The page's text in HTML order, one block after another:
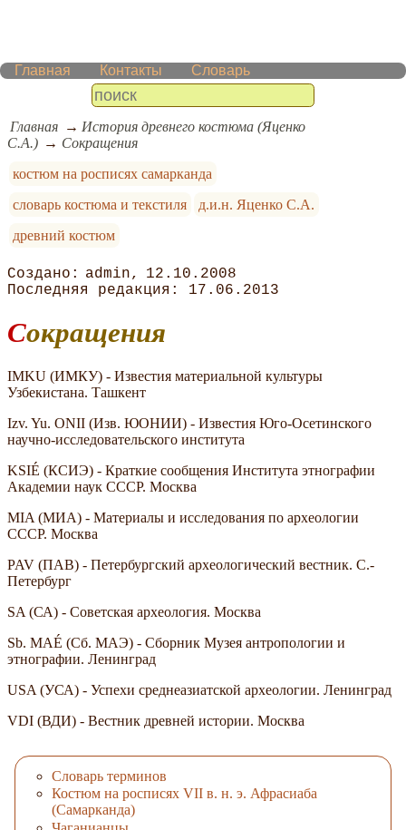
Главная Контакты Словарь
Главная
История древнего костюма (Яценко
С.А.)
Cокращения
костюм на росписях самарканда
словарь костюма и текстиля
д.и.н. Яценко С.А.
древний костюм
admin
12.10.2008
17.06.2013
Cокращения
IMKU (ИМКУ) - Известия материальной культуры
Узбекистана. Ташкент
Izv. Yu. ONII (Изв. ЮОНИИ) - Известия Юго-Осетинского
научно-исследовательского института
KSIÉ (КСИЭ) - Краткие сообщения Института этнографии
Академии наук СССР. Москва
MIA (МИА) - Материалы и исследования по археологии
СССР. Москва
PAV (ПАВ) - Петербургский археологический вестник. С.-
Петербург
SA (СА) - Советская археология. Москва
Sb. MAÉ (Сб. МАЭ) - Сборник Музея антропологии и
этнографии. Ленинград
USA (УСА) - Успехи среднеазиатской археологии. Ленинград
VDI (ВДИ) - Вестник древней истории. Москва
Словарь терминов
Костюм на росписях VII в. н. э. Афрасиаба
(Самарканда)